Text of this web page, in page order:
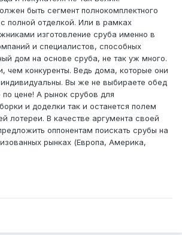
быть сегмент полнокомплектного
полной отделкой. Или в рамках
изготовление сруба именно в
и специалистов, способных
дом на основе сруба, не так уж много.
чем конкуренты. Ведь дома, которые они
Вы же не выбираете обед
по цене! А рынок срубов для
и доделки так и останется полем
лотереи. В качестве аргумента своей
оппонентам поискать срубы на
рынках (Европа, Америка,